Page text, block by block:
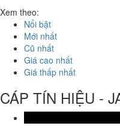
Xem theo:
Nổi bật
Mới nhất
Cũ nhất
Giá cao nhất
Giá thấp nhất
CÁP TÍN HIỆU -